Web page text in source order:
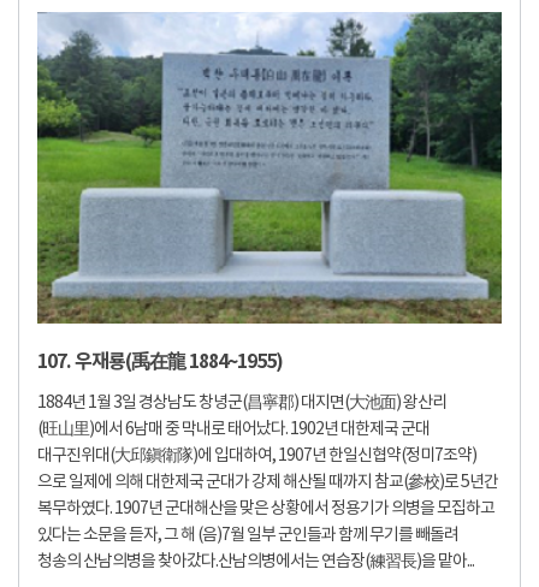
107. 우재룡(禹在龍 1884~1955)
1884년 1월 3일 경상남도 창녕군(昌寧郡) 대지면(大池面) 왕산리
(旺山里)에서 6남매 중 막내로 태어났다. 1902년 대한제국 군대
대구진위대(大邱鎭衛隊)에 입대하여, 1907년 한일신협약(정미7조약)
으로 일제에 의해 대한제국 군대가 강제 해산될 때까지 참교(參校)로 5년간
복무하였다. 1907년 군대해산을 맞은 상황에서 정용기가 의병을 모집하고
있다는 소문을 듣자, 그 해 (음)7월 일부 군인들과 함께 무기를 빼돌려
청송의 산남의병을 찾아갔다.산남의병에서는 연습장(練習長)을 맡아...